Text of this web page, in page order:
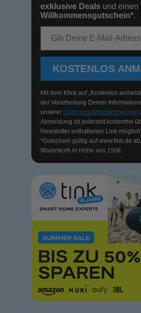
exklusive Deals und einen
Willkommensgutschein*.
KOSTENLOS
Mit dem Klick auf „Kostenlos
der Verarbeitung Deiner
unserer Datenschutzbestimmungen
Abmeldung ist jederzeit kostenfrei
Newsletter enthaltenen Link möglich.
*Gutschein gültig aufwww.tink.de
Warenkorb in Höhe von 150€